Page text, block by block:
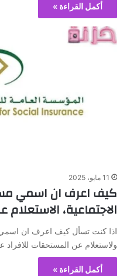
أكمل القراءة »
11 مايو، 2025
كيف اعرف ان اسمي
الاجتماعية،
اذا كنت تسأل كيف اعرف ان اسمي
ولاستعلام عن المستحقات
أكمل القراءة »